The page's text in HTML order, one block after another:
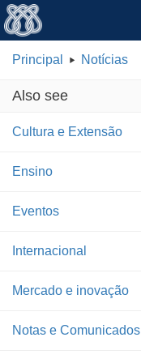
Principal Notícias
Also see
Cultura e Extensão
Ensino
Eventos
Internacional
Mercado e inovação
Notas e Comunicados